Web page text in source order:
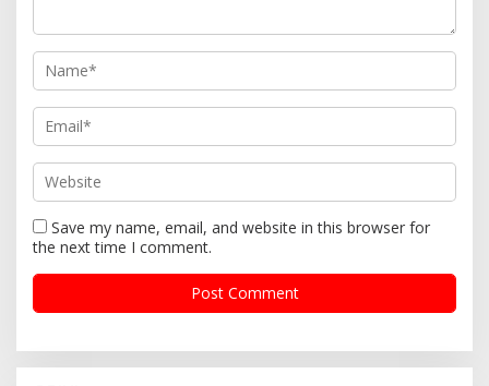
Save my name, email, and website in this browser for
the next time I comment.